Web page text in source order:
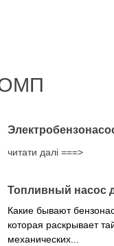
читати далі ===>
Топливный насос
Какие бывают
которая раскрывает
механических...